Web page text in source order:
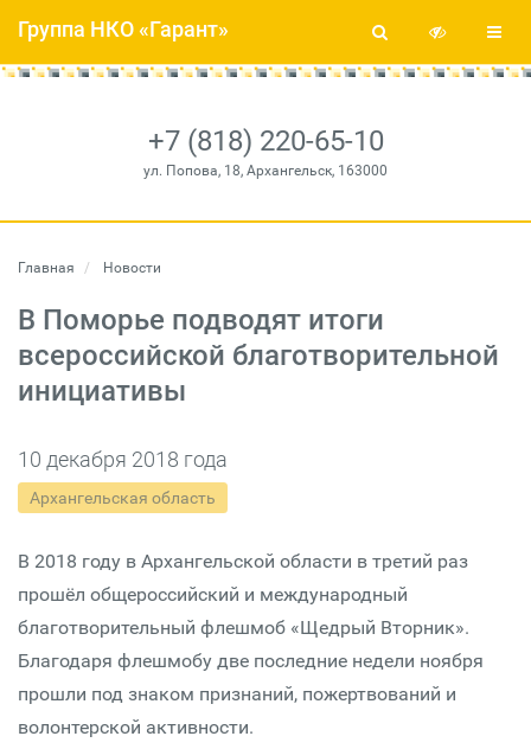
+7 (818) 220-65-10
ул. Попова, 18, Архангельск, 163000
Группа НКО «Гарант»
Главная Новости
В Поморье подводят итоги
всероссийской благотворительной
инициативы
10 декабря 2018 года
Архангельская область
В 2018 году в Архангельской области в третий раз
прошёл общероссийский и международный
благотворительный флешмоб «Щедрый Вторник».
Благодаря флешмобу две последние недели ноября
прошли под знаком признаний, пожертвований и
волонтерской активности.